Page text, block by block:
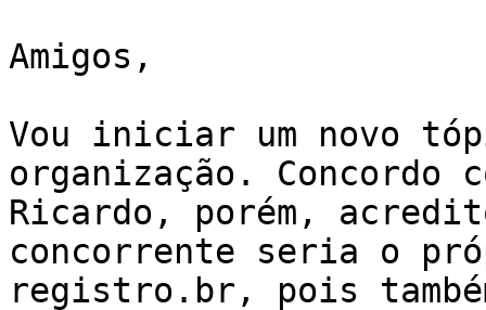
Amigos,
Vou iniciar um novo
organização. Concordo
Ricardo, porém,
concorrente seria o
registro.br, pois